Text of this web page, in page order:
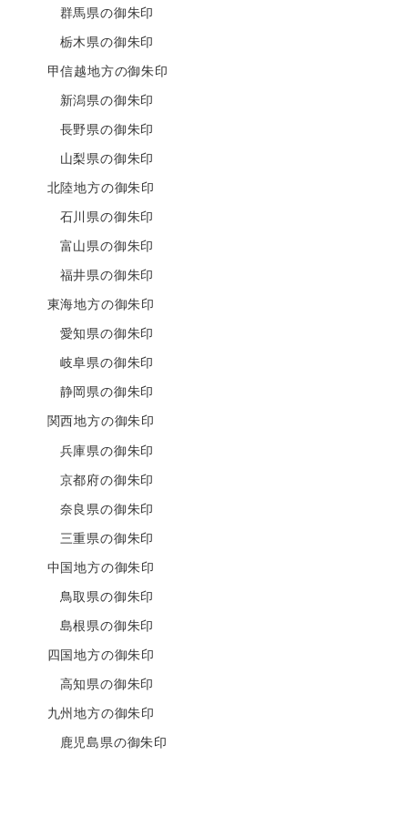
群馬県の御朱印
栃木県の御朱印
甲信越地方の御朱印
新潟県の御朱印
長野県の御朱印
山梨県の御朱印
北陸地方の御朱印
石川県の御朱印
富山県の御朱印
福井県の御朱印
東海地方の御朱印
愛知県の御朱印
岐阜県の御朱印
静岡県の御朱印
関西地方の御朱印
兵庫県の御朱印
京都府の御朱印
奈良県の御朱印
三重県の御朱印
中国地方の御朱印
鳥取県の御朱印
島根県の御朱印
四国地方の御朱印
高知県の御朱印
九州地方の御朱印
鹿児島県の御朱印